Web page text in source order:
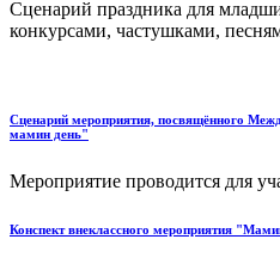
Сценарий праздника для
конкурсами, частушками,
Сценарий мероприятия, посвящённого
мамин день"
Мероприятие проводится для
Конспект внеклассного мероприятия